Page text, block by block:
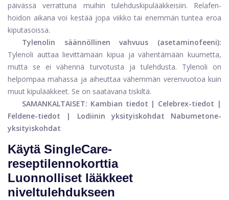
päivässä verrattuna muihin tulehduskipulääkkeisiin. Relafen-
hoidon aikana voi kestää jopa viikko tai enemmän tuntea eroa
kiputasoissa.
Tylenolin säännöllinen vahvuus (asetaminofeeni):
Tylenoli auttaa lievittämään kipua ja vähentämään kuumetta,
mutta se ei vähennä turvotusta ja tulehdusta. Tylenoli on
helpompaa mahassa ja aiheuttaa vähemmän verenvuotoa kuin
muut kipulääkkeet. Se on saatavana tiskiltä.
SAMANKALTAISET: Kambian tiedot | Celebrex-tiedot |
Feldene-tiedot | Lodiinin yksityiskohdat Nabumetone-
yksityiskohdat
Käytä SingleCare-
reseptilennokorttia
Luonnolliset lääkkeet
niveltulehdukseen